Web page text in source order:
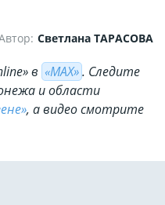
Светлана ТАРАСОВА
в «МАХ». Cледите
и области
, а видео смотрите